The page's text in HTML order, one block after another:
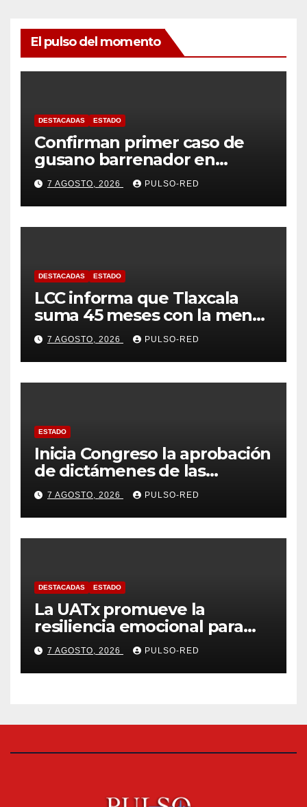
El pulso del momento
DESTACADAS ESTADO
Confirman primer caso de
gusano barrenador en
humano en Tlaxcala
7 AGOSTO, 2026 PULSO-RED
DESTACADAS ESTADO
LCC informa que Tlaxcala
suma 45 meses con la menor
tasa de delitos en el país
7 AGOSTO, 2026 PULSO-RED
ESTADO
Inicia Congreso la aprobación
de dictámenes de las
cuentas públicas de entes
fiscalizables del ejercicio
fiscal 2025
7 AGOSTO, 2026 PULSO-RED
DESTACADAS ESTADO
La UATx promueve la
resiliencia emocional para
fortalecer salud y bienestar
de estudiantes y docentes
7 AGOSTO, 2026 PULSO-RED